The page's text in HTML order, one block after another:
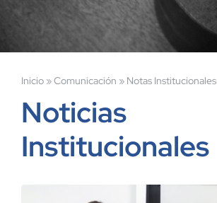
Inicio»Comunicación » Notas Institucionales
Noticias
Institucionales